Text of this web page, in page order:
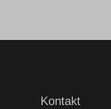
Kontakt